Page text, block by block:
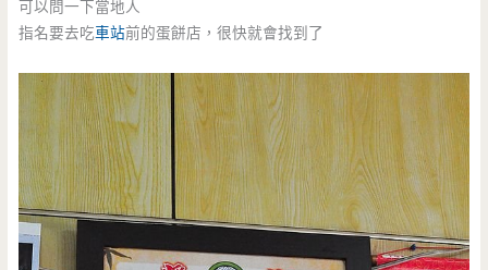
可以問一下當地人
指名要去吃車站前的蛋餅店，很快就會找到了